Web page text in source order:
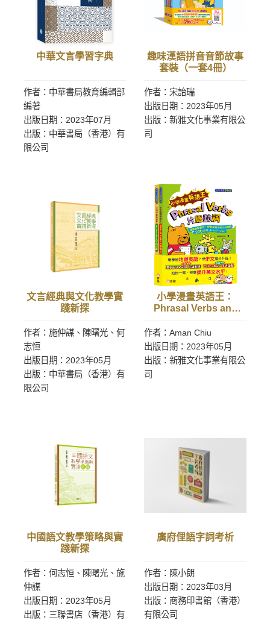
中華文言學習字典
作者：中華書局教育編輯部
編著
出版日期：2023年07月
出版：中華書局（香港）有
限公司
趣味漢語拼音音節故事
套裝（一套4冊）
作者：宋詒瑞
出版日期：2023年05月
出版：新雅文化事業有限公
司
文言經典與文化教學實
踐新探
作者：施仲謀、陳曙光、何
志恒
出版日期：2023年05月
出版：中華書局（香港）有
限公司
小學漫畫英語王：
Phrasal Verbs and
冊）［趣味漫畫學英
語］
作者：Aman Chiu
出版日期：2023年05月
出版：新雅文化事業有限公
司
中國語文教學策略與實
踐新探
作者：何志恒、陳曙光、施
仲謀
出版日期：2023年05月
出版：三聯書店（香港）有
廣府俚語字詞考析
作者：陳小朗
出版日期：2023年03月
出版：商務印書館（香港）
有限公司